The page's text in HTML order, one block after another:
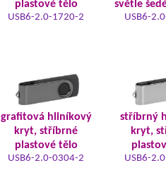
plastové tělo
USB6-2.0-1720-2
světle
USB6-
grafitová hliníkový
kryt, stříbrné
plastové tělo
USB6-2.0-0304-2
stříbrný
kryt,
USB6-